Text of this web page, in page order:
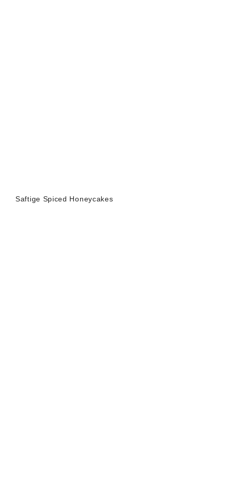
Saftige Spiced Honeycakes